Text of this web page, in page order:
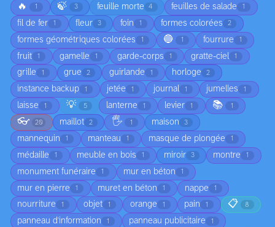
🔥 1 🍃 3 feuille morte 4 feuilles de salade 1
fil de fer 1 fleur 3 foin 1 formes colorées 2
formes géométriques colorées 1 🔵 1 fourrure 1
fruit 1 gamelle 1 garde-corps 1 gratte-ciel 1
grille 1 grue 2 guirlande 1 horloge 2
instance backup 1 jetée 1 journal 1 jumelles 1
laisse 1 💡 5 lanterne 1 levier 1 📚 1
👓 20 maillot 2 🖐️ 1 maison 3
mannequin 1 manteau 1 masque de plongée 1
médaille 1 meuble en bois 1 miroir 3 montre 1
monument funéraire 1 mur en béton 1
mur en pierre 1 muret en béton 1 nappe 1
nourriture 1 objet 1 orange 1 pain 1 📋 8
panneau d'information 1 panneau publicitaire 1